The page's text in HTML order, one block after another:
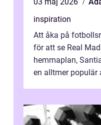
inspiration
Att åka på
för att se Real
hemmaplan,
en alltmer populär